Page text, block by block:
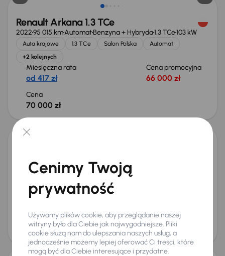
Renault Arkana 1.3 TCe
202295 015 kmAutomatBenzyna + Hybryda1.3 TCe103 kW
Auta krajowe 1.3 TCe Salon Polska
Automat
+2 kolejnych
Miesięczna rata
od 417 zł
Cena promocyjna
66 000 zł
Cena
70 000 zł
2015101 392 kmAutomatBenzyna 1.2 TCe
1.2 TCe Automat Navi Klimatronic
Miesięczna rata
od 155 zł
Najniższa cena z 30 dni przed
obniżką
29 000 zł
Cena po obniżce
26 000 zł
Taniej o 1 000 zł
Cenimy Twoją
prywatność
Używamy plików cookie, aby przeglądanie naszej
witryny było dla Ciebie jak najwygodniejsze. Pliki
cookie służą nam do ulepszania naszych usług, a
jednocześnie możemy lepiej oferować Ci treści, które
mogą być dla Ciebie interesujące i przydatne.